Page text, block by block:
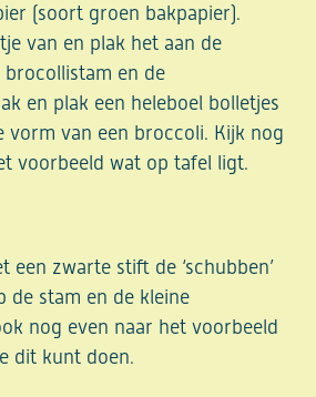
(soort groen bakpapier).
van en plak het aan de
en de
en plak een heleboel bolletjes
vorm van een broccoli. Kijk nog
voorbeeld wat op tafel ligt.
een zwarte stift de ‘schubben’
de stam en de kleine
nog even naar het voorbeeld
dit kunt doen.